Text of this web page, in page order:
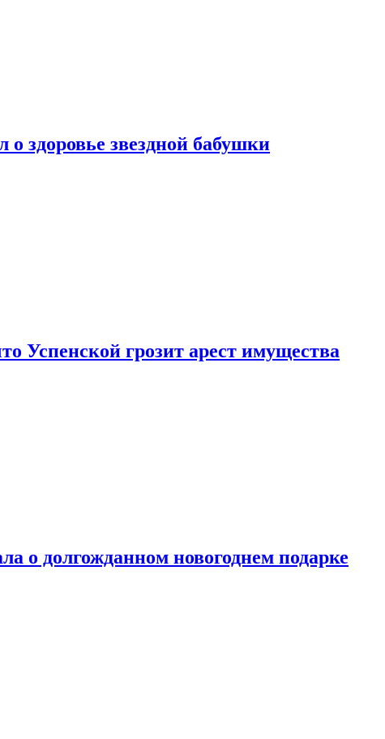
о здоровье звездной бабушки
Успенской грозит арест имущества
о долгожданном новогоднем подарке